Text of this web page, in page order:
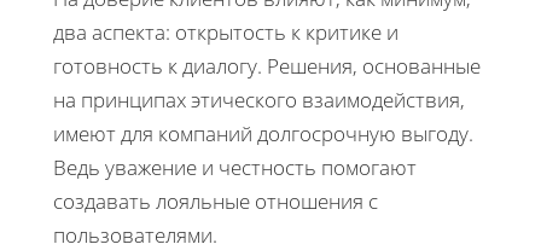
два аспекта: открытость к критике и
готовность к диалогу. Решения, основанные
на принципах этического взаимодействия,
имеют для компаний долгосрочную выгоду.
Ведь уважение и честность помогают
создавать лояльные отношения с
пользователями.